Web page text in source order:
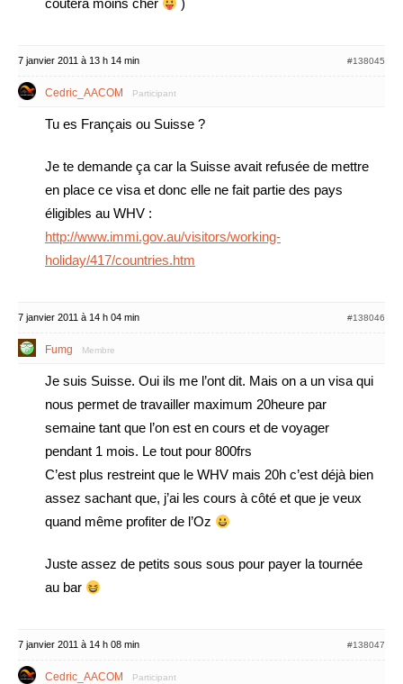
coutera moins cher )
7 janvier 2011 à 13 h 14 min #138045
Cedric_AACOM Participant
Tu es Français ou Suisse ?
Je te demande ça car la Suisse avait refusée de mettre
en place ce visa et donc elle ne fait partie des pays
éligibles au WHV :
http://www.immi.gov.au/visitors/working-
holiday/417/countries.htm
7 janvier 2011 à 14 h 04 min #138046
Fumg Membre
Je suis Suisse. Oui ils me l’ont dit. Mais on a un visa qui
nous permet de travailler maximum 20heure par
semaine tant que l’on est en cours et de voyager
pendant 1 mois. Le tout pour 800frs
C’est plus restreint que le WHV mais 20h c’est déjà bien
assez sachant que, j’ai les cours à côté et que je veux
quand même profiter de l’Oz
Juste assez de petits sous sous pour payer la tournée
au bar
7 janvier 2011 à 14 h 08 min #138047
Cedric_AACOM Participant